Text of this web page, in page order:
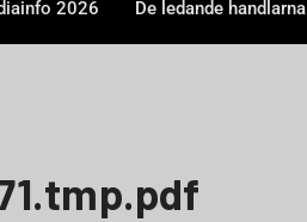
2026 De ledande handlarna